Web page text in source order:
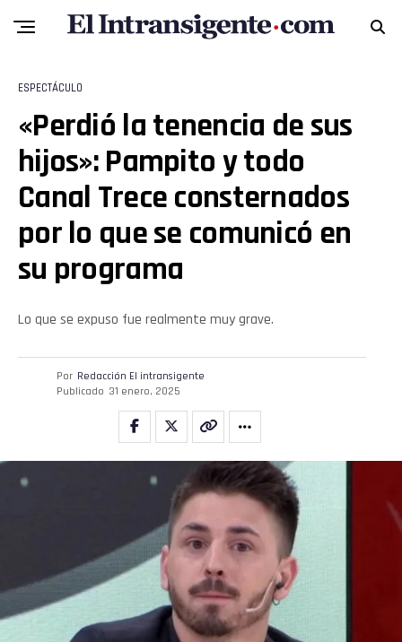
ESPECTÁCULO
«Perdió la tenencia de sus
hijos»: Pampito y todo
Canal Trece consternados
por lo que se comunicó en
su programa
Lo que se expuso fue realmente muy grave.
Por Redacción El intransigente
Publicado 31 enero, 2025